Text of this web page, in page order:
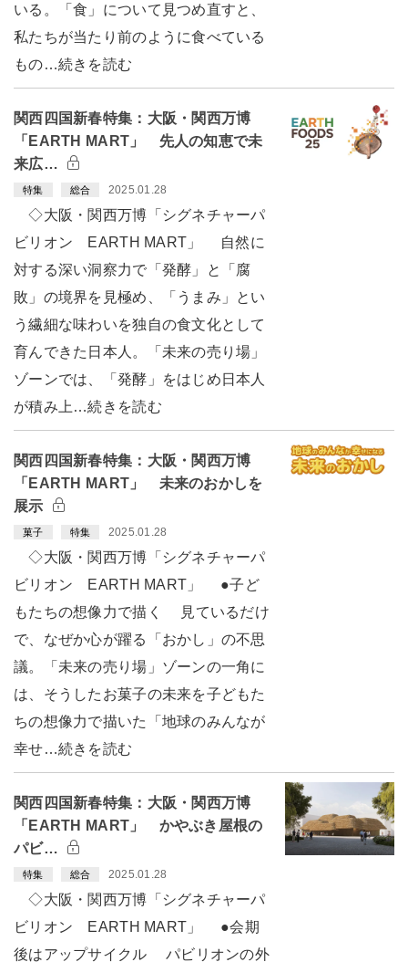
いる。「食」について見つめ直すと、
私たちが当たり前のように食べている
もの…続きを読む
関西四国新春特集：大阪・関西万博
「EARTH MART」 先人の知恵で未
来広…
特集 総合 2025.01.28
◇大阪・関西万博「シグネチャーパ
ビリオン EARTH MART」 自然に
対する深い洞察力で「発酵」と「腐
敗」の境界を見極め、「うまみ」とい
う繊細な味わいを独自の食文化として
育んできた日本人。「未来の売り場」
ゾーンでは、「発酵」をはじめ日本人
が積み上…続きを読む
関西四国新春特集：大阪・関西万博
「EARTH MART」 未来のおかしを
展示
菓子 特集 2025.01.28
◇大阪・関西万博「シグネチャーパ
ビリオン EARTH MART」 ●子ど
もたちの想像力で描く 見ているだけ
で、なぜか心が躍る「おかし」の不思
議。「未来の売り場」ゾーンの一角に
は、そうしたお菓子の未来を子どもた
ちの想像力で描いた「地球のみんなが
幸せ…続きを読む
関西四国新春特集：大阪・関西万博
「EARTH MART」 かやぶき屋根の
パビ…
特集 総合 2025.01.28
◇大阪・関西万博「シグネチャーパ
ビリオン EARTH MART」 ●会期
後はアップサイクル パビリオンの外